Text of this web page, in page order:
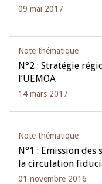
09 mai 2017
Note thématique
N°2 : Stratégie
l’UEMOA
14 mars 2017
Note thématique
N°1 : Emission
la circulation
01 novembre 2016